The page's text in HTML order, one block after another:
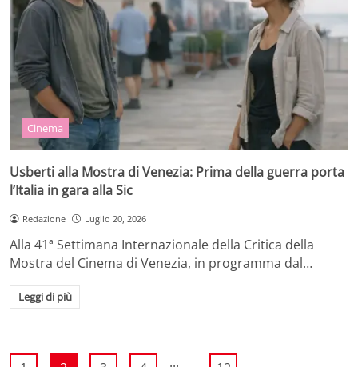
Cinema
Usberti alla Mostra di Venezia: Prima della guerra porta
l’Italia in gara alla Sic
Redazione Luglio 20, 2026
Alla 41ª Settimana Internazionale della Critica della
Mostra del Cinema di Venezia, in programma dal…
Leggi di più
...